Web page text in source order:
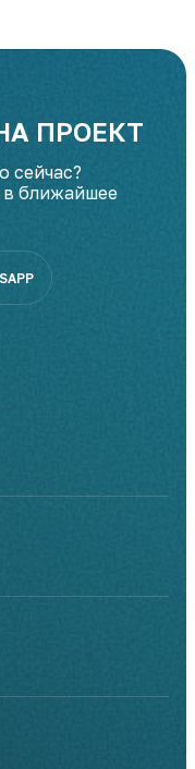
ПРОЕКТ
сейчас?
ближайшее